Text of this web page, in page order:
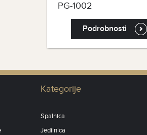
PG-1002
Podrobnosti
Kategorije
Spalnica
Jedilnica